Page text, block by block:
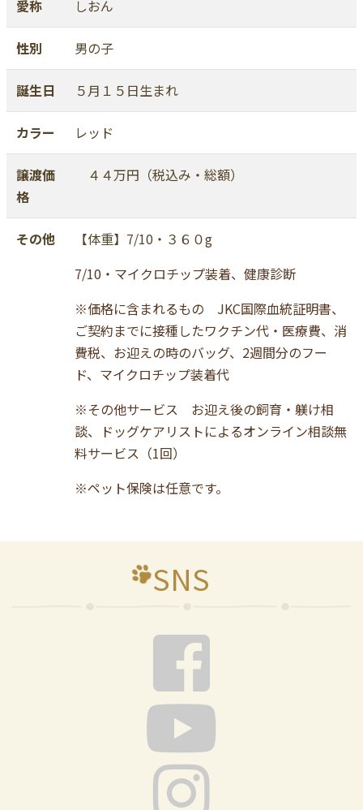
愛称 しおん
性別 男の子
誕生日 ５月１５日生まれ
カラー レッド
譲渡価
格
４４万円（税込み・総額）
その他
【体重】7/10・３６０g
7/10・マイクロチップ装着、健康診断
※価格に含まれるもの JKC国際血統証明書、
ご契約までに接種したワクチン代・医療費、消
費税、お迎えの時のバッグ、2週間分のフー
ド、マイクロチップ装着代
※その他サービス お迎え後の飼育・躾け相
談、ドッグケアリストによるオンライン相談無
料サービス（1回）
※ペット保険は任意です。
SNS